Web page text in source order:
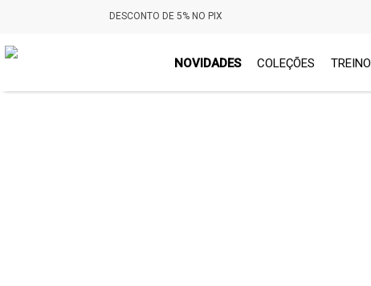
DESCONTO DE 5% NO PIX
NOVIDADES COLEÇÕES TREINO